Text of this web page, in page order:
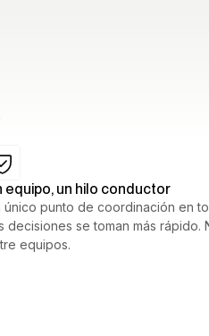
equipo, un hilo conductor
único punto de coordinación en
decisiones se toman más rápido.
equipos.